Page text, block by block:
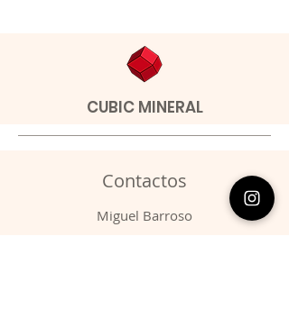
CUBIC MINERAL
Contactos
​Miguel Barroso